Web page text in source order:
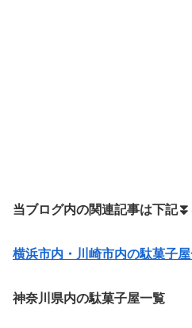
当ブログ内の関連記事は下記
横浜市内・川崎市内の駄菓子
神奈川県内の駄菓子屋一覧